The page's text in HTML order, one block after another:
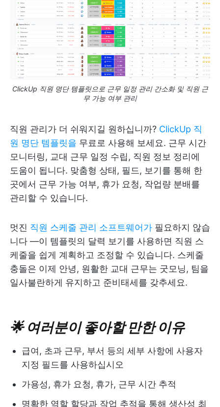
ClickUp 직원 명단 템플릿으로 근무 일정 관리 간소화 및 직원 근
무 가능 여부 관리
직원 관리가 더 쉬워지길 원하십니까? ClickUp 직
원 명단 템플릿을 무료로 사용해 보세요. 근무 시간
모니터링, 교대 근무 일정 수립, 직원 정보 정리에
도움이 됩니다. 맞춤형 상태, 필드, 보기를 통해 한
곳에서 근무 가능 여부, 휴가 요청, 작업량 분배를
관리할 수 있습니다.
멋진 직원 스케줄 관리 소프트웨어가 필요하지 않습
니다 —이 템플릿의 달력 보기를 사용하면 직원 스
케줄을 쉽게 계획하고 조정할 수 있습니다. 스케줄
충돌은 이제 안녕, 원활한 교대 근무는 굿모닝, 팀을
일사불란하게 유지하고 준비태세를 갖추세요.
🌟 여러분이 좋아할 만한 이유
급여, 초과 근무, 부서 등의 세부 사항에 사용자
지정 필드를 사용하십시오
가용성, 휴가 요청, 휴가, 근무 시간 추적
명확한 역할 할당과 작업 추적을 통해 생산성 최